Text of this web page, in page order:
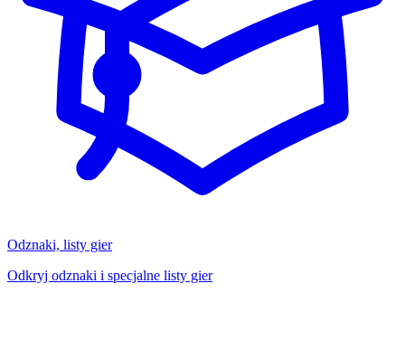
Odznaki, listy gier
Odkryj odznaki i specjalne listy gier